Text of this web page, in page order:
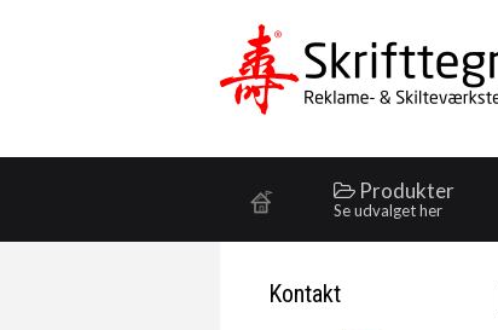
Produkter
Se udvalget her
Kontakt